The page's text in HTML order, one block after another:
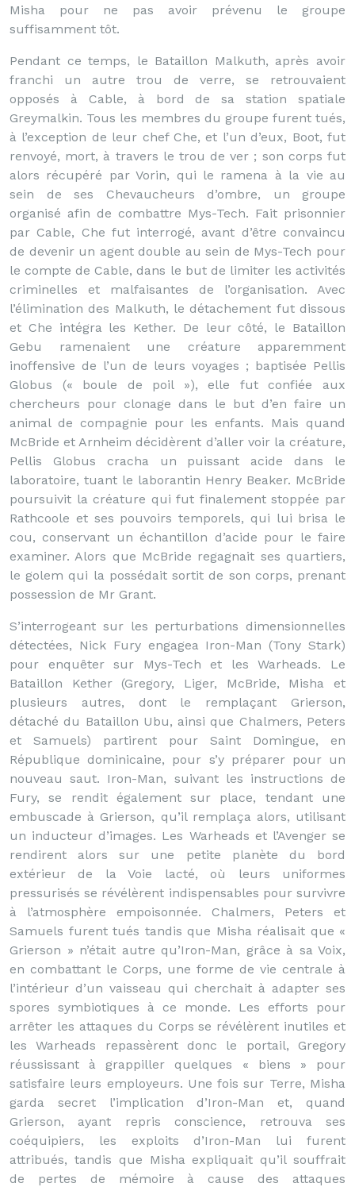
Misha pour ne pas avoir prévenu le groupe
suffisamment tôt.
Pendant ce temps, le Bataillon Malkuth, après avoir
franchi un autre trou de verre, se retrouvaient
opposés à Cable, à bord de sa station spatiale
Greymalkin. Tous les membres du groupe furent tués,
à l’exception de leur chef Che, et l’un d’eux, Boot, fut
renvoyé, mort, à travers le trou de ver ; son corps fut
alors récupéré par Vorin, qui le ramena à la vie au
sein de ses Chevaucheurs d’ombre, un groupe
organisé afin de combattre Mys-Tech. Fait prisonnier
par Cable, Che fut interrogé, avant d’être convaincu
de devenir un agent double au sein de Mys-Tech pour
le compte de Cable, dans le but de limiter les activités
criminelles et malfaisantes de l’organisation. Avec
l’élimination des Malkuth, le détachement fut dissous
et Che intégra les Kether. De leur côté, le Bataillon
Gebu ramenaient une créature apparemment
inoffensive de l’un de leurs voyages ; baptisée Pellis
Globus (« boule de poil »), elle fut confiée aux
chercheurs pour clonage dans le but d’en faire un
animal de compagnie pour les enfants. Mais quand
McBride et Arnheim décidèrent d’aller voir la créature,
Pellis Globus cracha un puissant acide dans le
laboratoire, tuant le laborantin Henry Beaker. McBride
poursuivit la créature qui fut finalement stoppée par
Rathcoole et ses pouvoirs temporels, qui lui brisa le
cou, conservant un échantillon d’acide pour le faire
examiner. Alors que McBride regagnait ses quartiers,
le golem qui la possédait sortit de son corps, prenant
possession de Mr Grant.
S’interrogeant sur les perturbations dimensionnelles
détectées, Nick Fury engagea Iron-Man (Tony Stark)
pour enquêter sur Mys-Tech et les Warheads. Le
Bataillon Kether (Gregory, Liger, McBride, Misha et
plusieurs autres, dont le remplaçant Grierson,
détaché du Bataillon Ubu, ainsi que Chalmers, Peters
et Samuels) partirent pour Saint Domingue, en
République dominicaine, pour s’y préparer pour un
nouveau saut. Iron-Man, suivant les instructions de
Fury, se rendit également sur place, tendant une
embuscade à Grierson, qu’il remplaça alors, utilisant
un inducteur d’images. Les Warheads et l’Avenger se
rendirent alors sur une petite planète du bord
extérieur de la Voie lacté, où leurs uniformes
pressurisés se révélèrent indispensables pour survivre
à l’atmosphère empoisonnée. Chalmers, Peters et
Samuels furent tués tandis que Misha réalisait que «
Grierson » n’était autre qu’Iron-Man, grâce à sa Voix,
en combattant le Corps, une forme de vie centrale à
l’intérieur d’un vaisseau qui cherchait à adapter ses
spores symbiotiques à ce monde. Les efforts pour
arrêter les attaques du Corps se révélèrent inutiles et
les Warheads repassèrent donc le portail, Gregory
réussissant à grappiller quelques « biens » pour
satisfaire leurs employeurs. Une fois sur Terre, Misha
garda secret l’implication d’Iron-Man et, quand
Grierson, ayant repris conscience, retrouva ses
coéquipiers, les exploits d’Iron-Man lui furent
attribués, tandis que Misha expliquait qu’il souffrait
de pertes de mémoire à cause des attaques